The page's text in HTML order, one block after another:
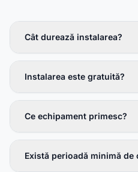
Cât durează instalarea?
Instalarea este gratuită?
Ce echipament primesc?
Există perioadă minimă de